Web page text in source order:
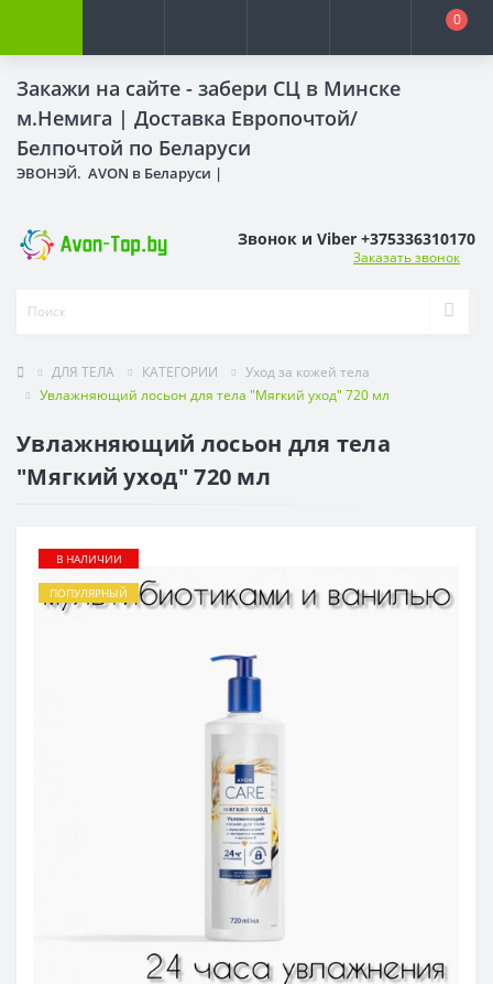
Закажи на сайте - забери СЦ в Минске
м.Немига | Доставка Европочтой/
Белпочтой по Беларуси
ЭВОНЭЙ. AVON в Беларуси |
0
Звонок и Viber +375336310170
Заказать звонок
ДЛЯ ТЕЛА КАТЕГОРИИ
Уход за кожей тела
Увлажняющий лосьон для тела "Мягкий уход" 720 мл
Увлажняющий лосьон для тела
"Мягкий уход" 720 мл
В НАЛИЧИИ
ПОПУЛЯРНЫЙ